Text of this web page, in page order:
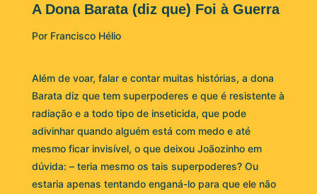
A Dona Barata (diz que) Foi à Guerra
Por Francisco Hélio
Além de voar, falar e contar muitas histórias, a dona
Barata diz que tem superpoderes e que é resistente à
radiação e a todo tipo de inseticida, que pode
adivinhar quando alguém está com medo e até
mesmo ficar invisível, o que deixou Joãozinho em
dúvida: – teria mesmo os tais superpoderes? Ou
estaria apenas tentando enganá-lo para que ele não